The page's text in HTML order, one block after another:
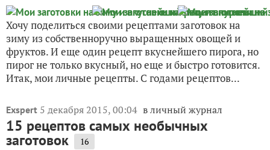
Хочу поделиться своими рецептами заготовок на
зиму из собственноручно выращенных овощей и
фруктов. И еще один рецепт вкуснейшего пирога, но
пирог не только вкусный, но еще и быстро готовится.
Итак, мои личные рецепты. С годами рецептов...
Exspert 5 декабря 2015, 00:04 в личный журнал
15 рецептов самых необычных
заготовок 16